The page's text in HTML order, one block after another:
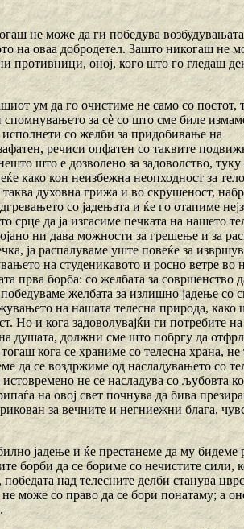
не може да ги победува
на оваа добродетел. Зашто никогаш не
противници, оној, кого што го гледаш
ум да го очистиме не само со постот,
спомнувањето за сѐ со што сме биле
со желби за придобивање на
речиси опфатен со таквите
што е дозволено за задоволство, туку
како кон неизбежна неопходност за
духовна грижа и во скрушеност,
со јадењата и ќе го отапиме
да ја изгасиме печката на нашето
ни дава можности за грешење и за
ја распалуваме уште повеќе за
на студеникавото и росно ветре во
прва борба: со желбата за совршенство
желбата за излишно јадење со
на нашата телесна природа, како
Но и кога задоволувајќи ги потребите на
душата, должни сме што побргу да
кога се храниме со телесна храна, не
да се воздржиме од насладувањето со
не се насладува со љубовта
на овој свет почнува да бива
за вечните и негниежни блага,
јадење и ќе престанеме да му бидеме
борби да се бориме со нечистите сили,
над телесните делби станува
може со право да се бори понатаму; а